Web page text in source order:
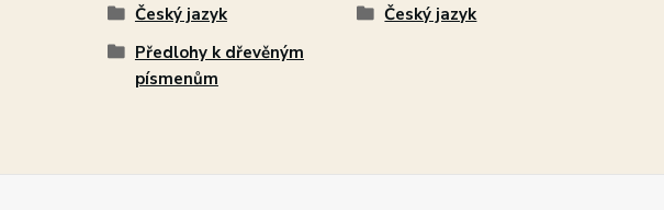
Český jazyk
Český jazyk
Předlohy k dřevěným
písmenům